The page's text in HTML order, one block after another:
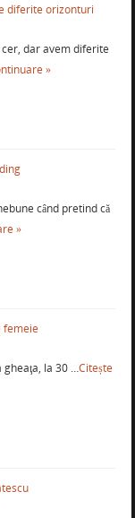
diferite orizonturi
dar avem diferite
»
când pretind că
»
femeie
gheaţa, la 30 …Citește